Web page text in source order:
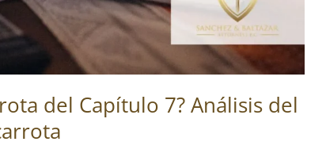
del Capítulo 7? Análisis del